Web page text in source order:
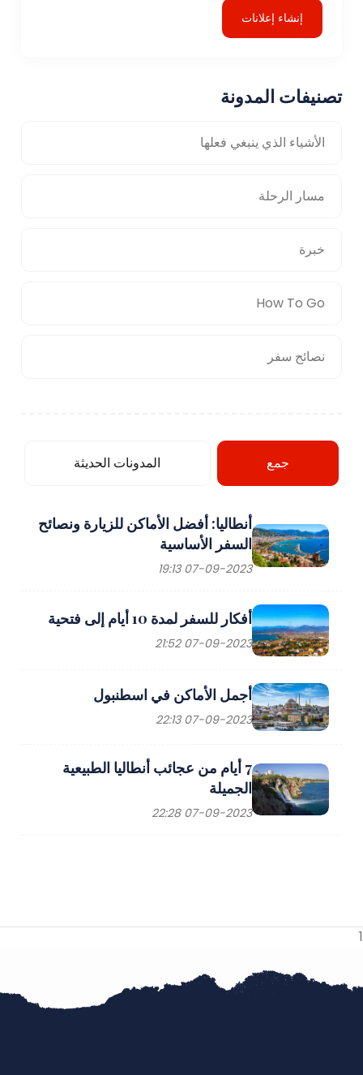
إنشاء إعلانات
تصنيفات المدونة
الأشياء الذي ينبغي فعلها
مسار الرحلة
خبرة
How To Go
نصائح سفر
جمع المدونات الحديثة
أنطاليا: أفضل الأماكن للزيارة ونصائح
السفر الأساسية
07-09-2023 19:13
أفكار للسفر لمدة 10 أيام إلى فتحية
07-09-2023 21:52
أجمل الأماكن في اسطنبول
07-09-2023 22:13
7 أيام من عجائب أنطاليا الطبيعية
الجميلة
07-09-2023 22:28
1